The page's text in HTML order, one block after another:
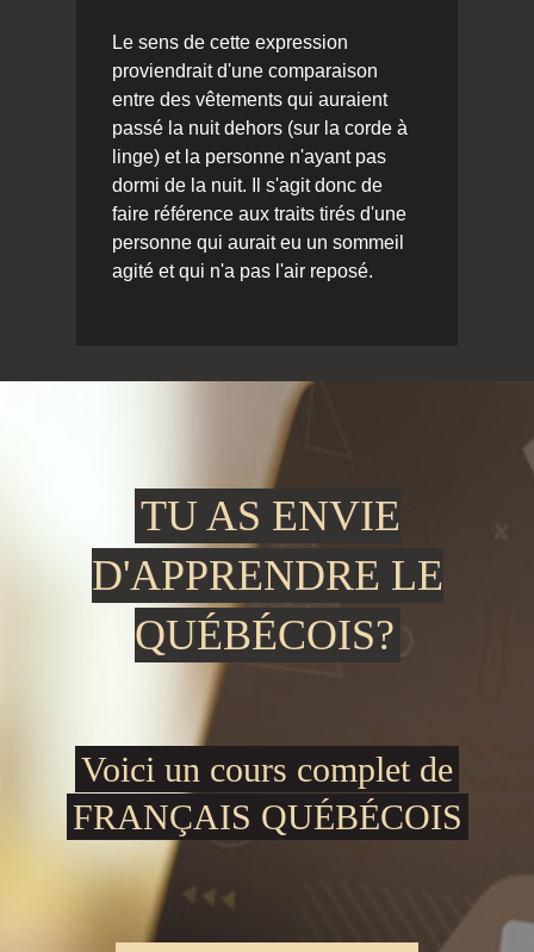
Le sens de cette expression
proviendrait d'une comparaison
entre des vêtements qui auraient
passé la nuit dehors (sur la corde à
linge) et la personne n'ayant pas
dormi de la nuit. Il s'agit donc de
faire référence aux traits tirés d'une
personne qui aurait eu un sommeil
agité et qui n'a pas l'air reposé.
TU AS ENVIE
D'APPRENDRE LE
QUÉBÉCOIS?
Voici un cours complet de
FRANÇAIS QUÉBÉCOIS